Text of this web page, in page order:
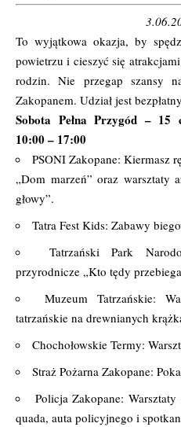
To wyjątkowa okazja, by
powietrzu i cieszyć się
rodzin. Nie przegap szansy
Zakopanem. Udział jest
Sobota Pełna Przygód – 15
10:00 – 17:00
PSONI Zakopane: Kiermasz
„Dom marzeń” oraz warsztaty
głowy”.
Tatra Fest Kids: Zabawy
Tatrzański Park
przyrodnicze „Kto tędy
Muzeum Tatrzańskie:
tatrzańskie na drewnianych
Chochołowskie Termy:
Straż Pożarna Zakopane:
Policja Zakopane:
quada, auta policyjnego i